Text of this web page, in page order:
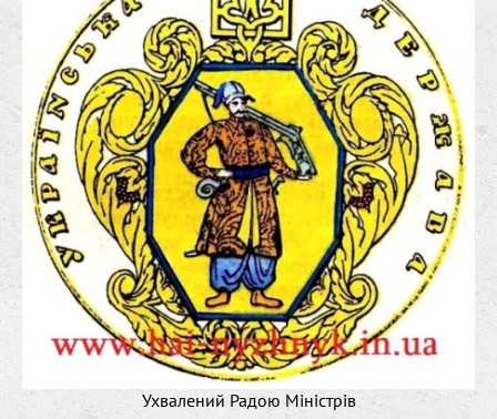
Ухвалений Радою Міністрів